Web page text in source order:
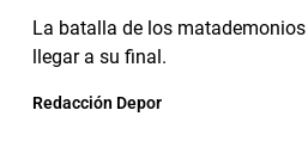
La batalla de los
llegar a su final.
Redacción Depor